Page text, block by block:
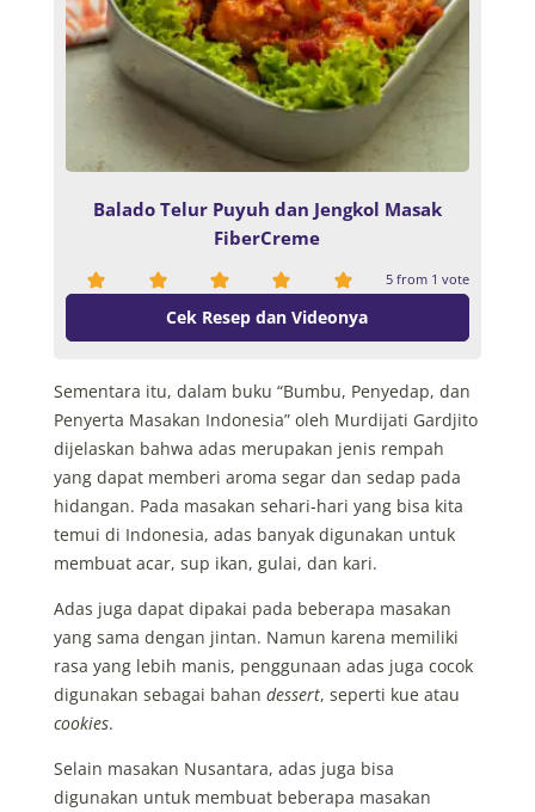
Balado Telur Puyuh dan Jengkol Masak
FiberCreme
5 from 1 vote
Cek Resep dan Videonya
Sementara itu, dalam buku “Bumbu, Penyedap, dan
Penyerta Masakan Indonesia” oleh Murdijati Gardjito
dijelaskan bahwa adas merupakan jenis rempah
yang dapat memberi aroma segar dan sedap pada
hidangan. Pada masakan sehari-hari yang bisa kita
temui di Indonesia, adas banyak digunakan untuk
membuat acar, sup ikan, gulai, dan kari.
Adas juga dapat dipakai pada beberapa masakan
yang sama dengan jintan. Namun karena memiliki
rasa yang lebih manis, penggunaan adas juga cocok
digunakan sebagai bahan dessert, seperti kue atau
cookies.
Selain masakan Nusantara, adas juga bisa
digunakan untuk membuat beberapa masakan